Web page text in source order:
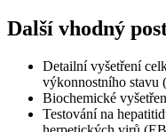
Další vhodný
Detailní vyšetření
výkonnostního stavu
Biochemické
Testování na